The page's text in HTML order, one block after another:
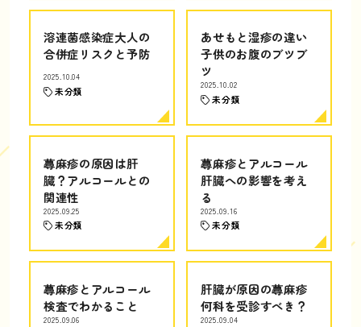
溶連菌感染症大人の
合併症リスクと予防
2025.10.04
未分類
あせもと湿疹の違い
子供のお腹のブツブ
ツ
2025.10.02
未分類
蕁麻疹の原因は肝
臓？アルコールとの
関連性
2025.09.25
未分類
蕁麻疹とアルコール
肝臓への影響を考え
る
2025.09.16
未分類
蕁麻疹とアルコール
検査でわかること
2025.09.06
肝臓が原因の蕁麻疹
何科を受診すべき？
2025.09.04